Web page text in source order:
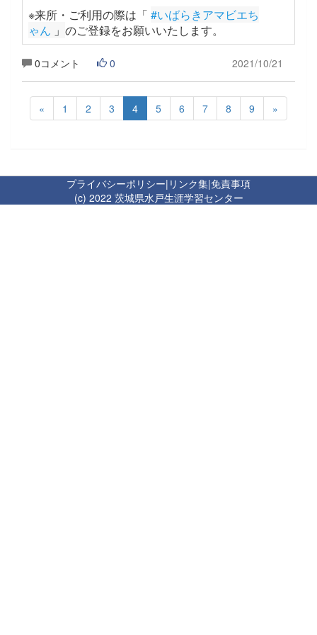
※来所・ご利用の際は「 #いばらきアマビエち
ゃん 」 のご登録をお願いいたします。
0コメント 0 2021/10/21
« 1 2 3 4 5 6 7 8 9 »
プライバシーポリシー| リンク集|免責事項
(c) 2022 茨城県水戸生涯学習センター